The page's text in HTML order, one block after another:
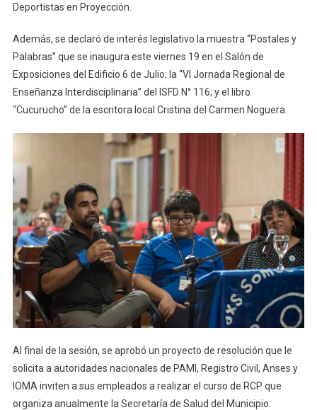
Deportistas en Proyección.
Además, se declaró de interés legislativo la muestra “Postales y
Palabras” que se inaugura este viernes 19 en el Salón de
Exposiciones del Edificio 6 de Julio; la “VI Jornada Regional de
Enseñanza Interdisciplinaria” del ISFD N° 116; y el libro
“Cucurucho” de la escritora local Cristina del Carmen Noguera.
Al final de la sesión, se aprobó un proyecto de resolución que le
solicita a autoridades nacionales de PAMI, Registro Civil, Anses y
IOMA inviten a sus empleados a realizar el curso de RCP que
organiza anualmente la Secretaría de Salud del Municipio.